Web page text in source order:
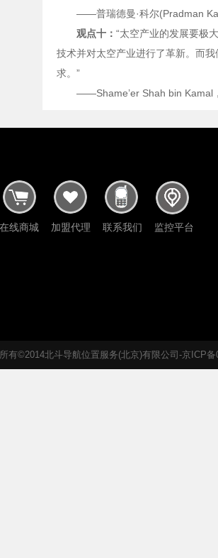
——普瑞德曼·科尔(Pradman
观点十： “太空产业的发展要极
技术并对太空产业进行了革新。而
求。”
——Shame’er Shah bin Kamal
在线商城 加盟代理 联系我们 监控平台
有©2014北斗导航位置服务(北京)有限公司-京ICP